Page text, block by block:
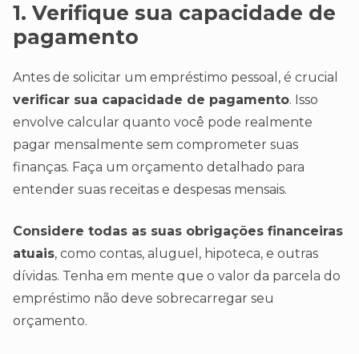
1. Verifique sua capacidade de
pagamento
Antes de solicitar um empréstimo pessoal, é crucial
verificar sua capacidade de pagamento. Isso
envolve calcular quanto você pode realmente
pagar mensalmente sem comprometer suas
finanças. Faça um orçamento detalhado para
entender suas receitas e despesas mensais.
Considere todas as suas obrigações financeiras
atuais, como contas, aluguel, hipoteca, e outras
dívidas. Tenha em mente que o valor da parcela do
empréstimo não deve sobrecarregar seu
orçamento.